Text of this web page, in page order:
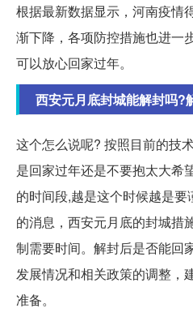
根据最新数据显示，河南疫情
渐下降，各项防控措施也进一
可以放心回家过年。
西安元月底封城能解封吗?
这个怎么说呢? 按照目前的技
是回家过年还是不要抱太大希
的时间段,越是这个时候越是
的消息，西安元月底的封城措
制需要时间。解封后是否能回
发展情况和相关政策的调整，
准备。